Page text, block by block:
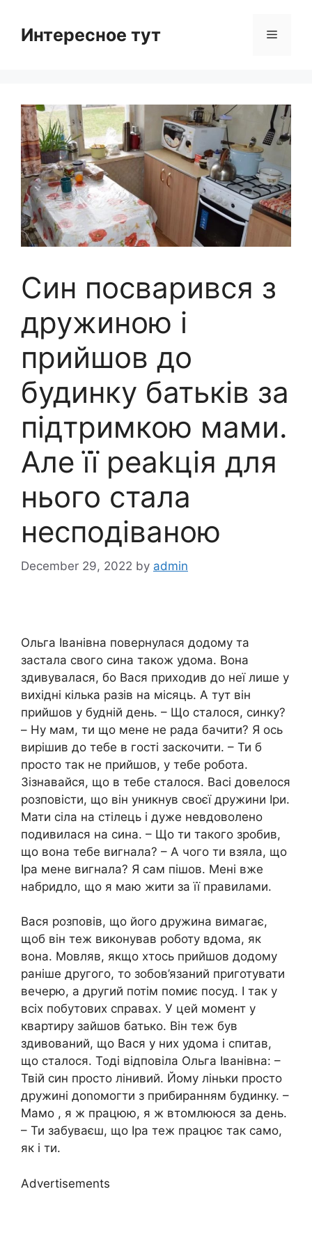
contentИнтересное тут Menu
Син посварився з
дружиною і
прийшов до
будинку батьків за
підтримкою мами.
Але її реаkція для
нього стала
несподіваною
December 29, 2022 by admin
Ольга Іванівна повернулася додому та
застала свого сина також удома. Вона
здивувалася, бо Вася приходив до неї лише у
вихідні кілька разів на місяць. А тут він
прийшов у будній день. – Що сталося, синку?
– Ну мам, ти що мене не рада бачити? Я ось
вирішив до тебе в гості заскочити. – Ти б
просто так не прийшов, у тебе робота.
Зізнавайся, що в тебе сталося. Васі довелося
розповісти, що він уникнув своєї дружини Іри.
Мати сіла на стілець і дуже невдоволено
подивилася на сина. – Що ти такого зробив,
що вона тебе вигнала? – А чого ти взяла, що
Іра мене вигнала? Я сам пішов. Мені вже
набридло, що я маю жити за її правилами.
Вася розповів, що його дружина вимагає,
щоб він теж виконував роботу вдома, як
вона. Мовляв, якщо хтось прийшов додому
раніше другого, то зобов’язаний приготувати
вечерю, а другий потім помиє посуд. І так у
всіх побутових справах. У цей момент у
квартиру зайшов батько. Він теж був
здивований, що Вася у них удома і спитав,
що сталося. Тоді відповіла Ольга Іванівна: –
Твій син просто лінивий. Йому ліньки просто
дружині доnoмогти з прибиранням будинку. –
Мамо , я ж працюю, я ж втомлююся за день.
– Ти забуваєш, що Іра теж працює так само,
як і ти.
Advertisements